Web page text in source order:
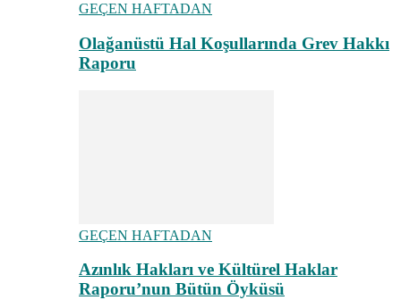
GEÇEN HAFTADAN
Olağanüstü Hal Koşullarında Grev Hakkı
Raporu
GEÇEN HAFTADAN
Azınlık Hakları ve Kültürel Haklar
Raporu’nun Bütün Öyküsü